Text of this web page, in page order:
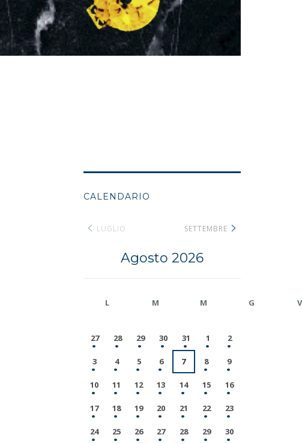
CALENDARIO
LUGLIO
Agosto 2026
SETTEMBRE
L M M G V
27 28 29 30 31 1 2
3 4 5 6 7 8 9
10 11 12 13 14 15 16
17 18 19 20 21 22 23
24 25 26 27 28 29 30